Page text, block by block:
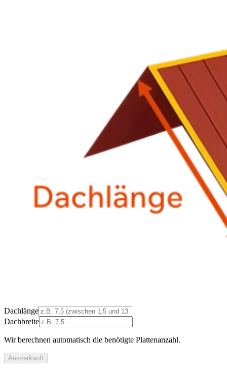
Dachlänge
Dachbreite
Wir berechnen automatisch die benötigte Plattenanzahl.
Ausverkauft